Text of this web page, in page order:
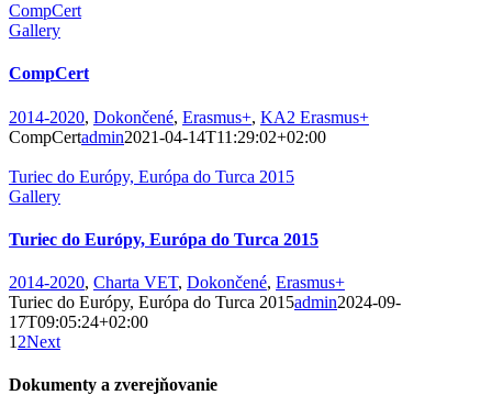
CompCert
Gallery
CompCert
2014-2020, Dokončené, Erasmus+, KA2 Erasmus+
CompCertadmin2021-04-14T11:29:02+02:00
Turiec do Európy, Európa do Turca 2015
Gallery
Turiec do Európy, Európa do Turca 2015
2014-2020, Charta VET, Dokončené, Erasmus+
Turiec do Európy, Európa do Turca 2015admin2024-09-
17T09:05:24+02:00
1 2Next
Dokumenty a zverejňovanie